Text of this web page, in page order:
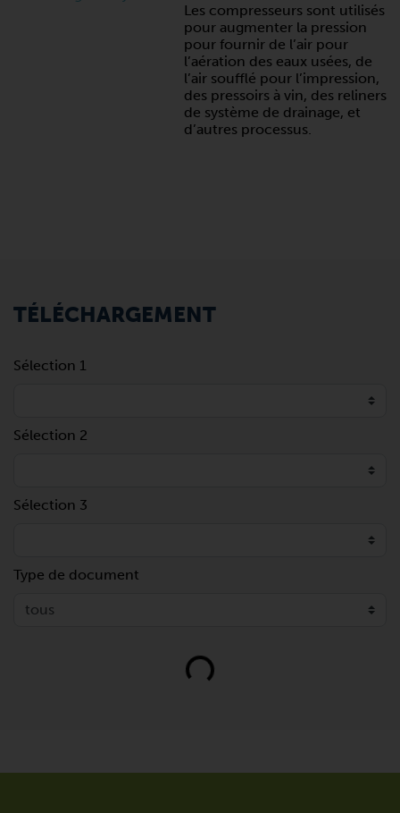
Les compresseurs sont utilisés
pour augmenter la pression
pour fournir de l’air pour
l’aération des eaux usées, de
l’air soufflé pour l’impression,
des pressoirs à vin, des reliners
de système de drainage, et
d’autres processus.
TÉLÉCHARGEMENT
Sélection 1
Sélection 2
Sélection 3
Type de document
Loading...